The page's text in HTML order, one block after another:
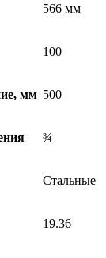
566 мм
100
мм 500
¾
Стальные
19.36